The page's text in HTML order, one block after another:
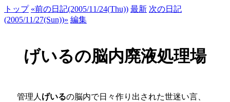
トップ «前の日記(2005/11/24(Thu)) 最新 次の日記
(2005/11/27(Sun))» 編集
げいるの脳内廃液処理場
管理人 げいるの脳内で日々作り出された世迷い言、